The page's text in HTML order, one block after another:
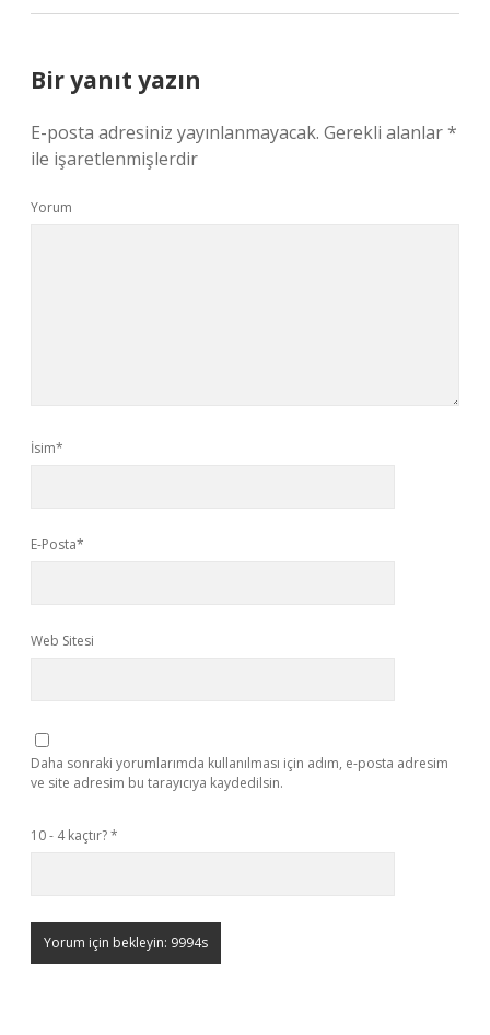
Bir yanıt yazın
E-posta adresiniz yayınlanmayacak. Gerekli alanlar*
ile işaretlenmişlerdir
Yorum
İsim*
E-Posta*
Web Sitesi
Daha sonraki yorumlarımda kullanılması için adım, e-posta adresim
ve site adresim bu tarayıcıya kaydedilsin.
10 - 4 kaçtır?*